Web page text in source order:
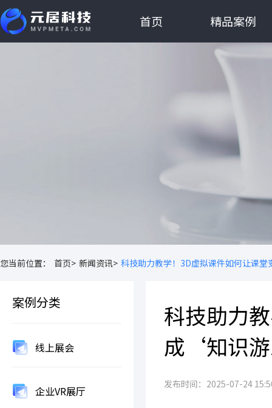
首页 精品案例
您当前位置： 首页> 新闻资讯> 科技助力教学！3D虚拟课件如何让课
案例分类
线上展会
企业VR展厅
科技助力
成‘知识
发布时间：2025-07-24